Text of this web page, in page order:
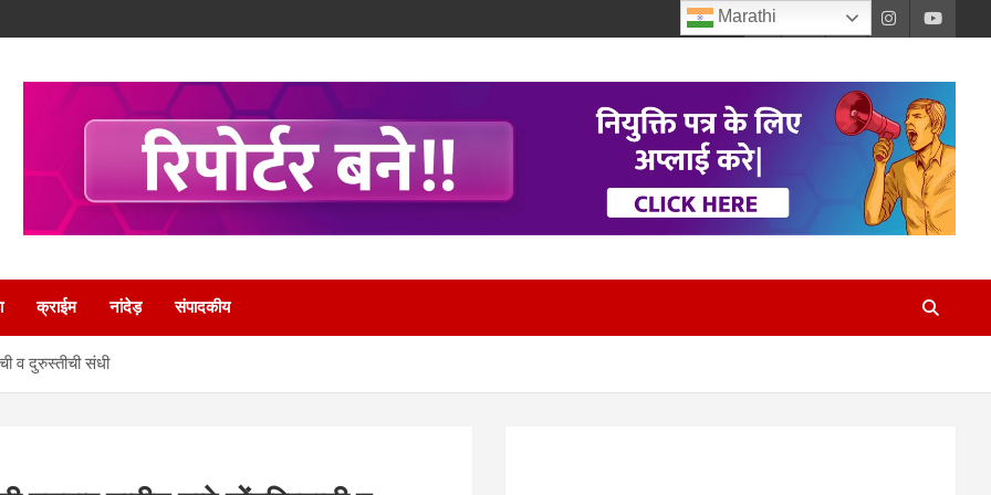
क्राईम नांदेड़ संपादकीय
व दुरुस्तीची संधी
Marathi